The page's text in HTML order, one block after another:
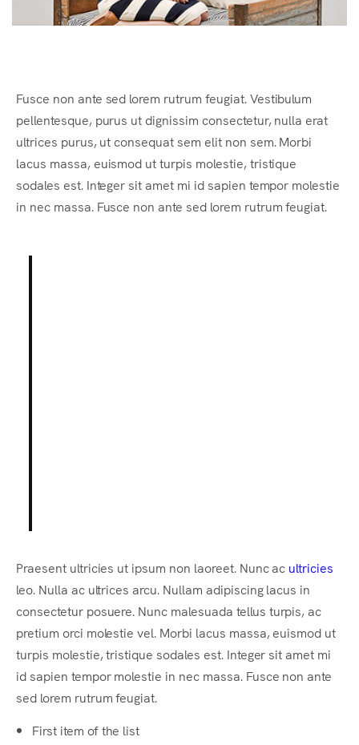
Fusce non ante sed lorem rutrum feugiat. Vestibulum
pellentesque, purus ut dignissim consectetur, nulla erat
ultrices purus, ut consequat sem elit non sem. Morbi
lacus massa, euismod ut turpis molestie, tristique
sodales est. Integer sit amet mi id sapien tempor molestie
in nec massa. Fusce non ante sed lorem rutrum feugiat.
Praesent ultricies ut ipsum non laoreet. Nunc ac ultricies
leo. Nulla ac ultrices arcu. Nullam adipiscing lacus in
consectetur posuere. Nunc malesuada tellus turpis, ac
pretium orci molestie vel. Morbi lacus massa, euismod ut
turpis molestie, tristique sodales est. Integer sit amet mi
id sapien tempor molestie in nec massa. Fusce non ante
sed lorem rutrum feugiat.
First item of the list